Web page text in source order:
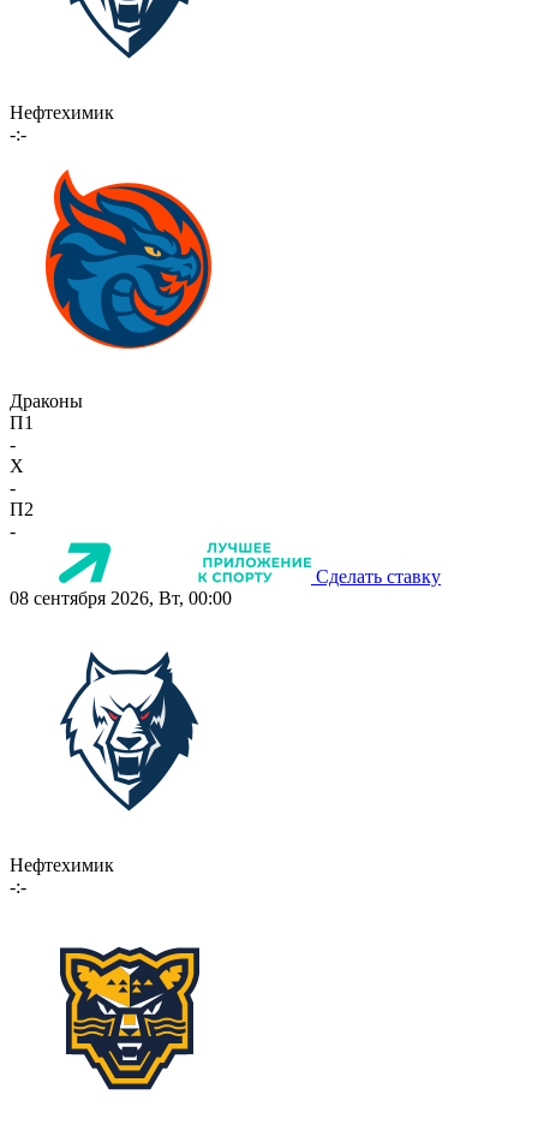
Нефтехимик
-:-
Драконы
П1
-
X
-
П2
-
Сделать ставку
08 сентября 2026, Вт, 00:00
Нефтехимик
-:-